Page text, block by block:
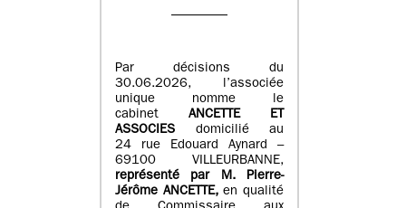
Par décisions du
30.06.2026, l’associée
unique nomme le
cabinet ANCETTE ET
ASSOCIES
domicilié au
24 rue Edouard Aynard –
69100 VILLEURBANNE,
représenté par M.Pierre-
Jérôme ANCETTE, en qualité